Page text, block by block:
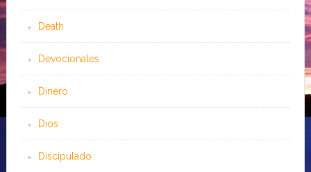
Death
Devocionales
Dinero
Dios
Discipulado